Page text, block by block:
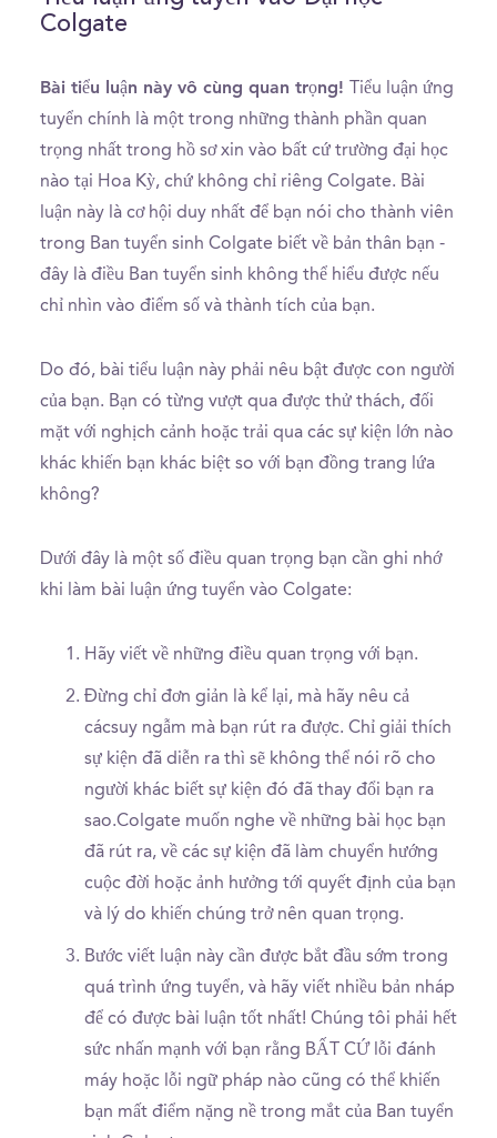
Colgate
Bài tiểu luận này vô cùng quan trọng!
Tiểu luận ứng
tuyển chính là một trong những thành phần quan
trọng nhất trong hồ sơ xin vào bất cứ trường đại học
nào tại Hoa Kỳ, chứ không chỉ riêng Colgate. Bài
luận này là cơ hội duy nhất để bạn nói cho thành viên
trong Ban tuyển sinh Colgate biết về bản thân bạn -
đây là điều Ban tuyển sinh không thể hiểu được nếu
chỉ nhìn vào điểm số và thành tích của bạn.
Do đó, bài tiểu luận này phải nêu bật được con người
của bạn. Bạn có từng vượt qua được thử thách, đối
mặt với nghịch cảnh hoặc trải qua các sự kiện lớn nào
khác khiến bạn khác biệt so với bạn đồng trang lứa
không?
Dưới đây là một số điều quan trọng bạn cần ghi nhớ
khi làm bài luận ứng tuyển vào Colgate:
Hãy viết về những điều quan trọng với bạn.
Đừng chỉ đơn giản là kể lại, mà hãy nêu cả
cácsuy ngẫm mà bạn rút ra được. Chỉ giải thích
sự kiện đã diễn ra thì sẽ không thể nói rõ cho
người khác biết sự kiện đó đã thay đổi bạn ra
sao.Colgate muốn nghe về những bài học bạn
đã rút ra, về các sự kiện đã làm chuyển hướng
cuộc đời hoặc ảnh hưởng tới quyết định của bạn
và lý do khiến chúng trở nên quan trọng.
Bước viết luận này cần được bắt đầu sớm trong
quá trình ứng tuyển, và hãy viết nhiều bản nháp
để có được bài luận tốt nhất! Chúng tôi phải hết
sức nhấn mạnh với bạn rằng BẤT CỨ lỗi đánh
máy hoặc lỗi ngữ pháp nào cũng có thể khiến
bạn mất điểm nặng nề trong mắt của Ban tuyển